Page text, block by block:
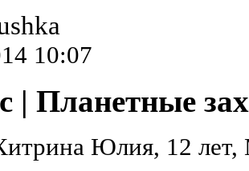
10:07
| Планетные
Юлия, 12 лет,